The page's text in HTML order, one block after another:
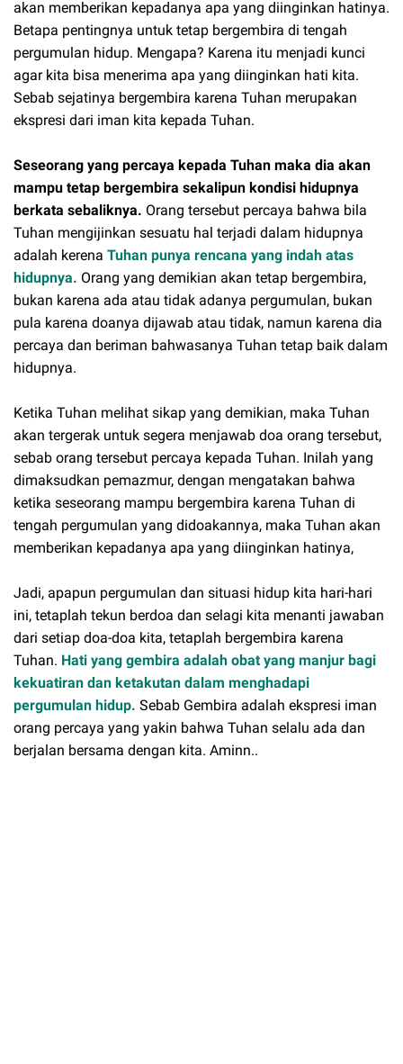
akan memberikan kepadanya apa yang diinginkan hatinya.
Betapa pentingnya untuk tetap bergembira di tengah
pergumulan hidup. Mengapa? Karena itu menjadi kunci
agar kita bisa menerima apa yang diinginkan hati kita.
Sebab sejatinya bergembira karena Tuhan merupakan
ekspresi dari iman kita kepada Tuhan.
Seseorang yang percaya kepada Tuhan maka dia akan
mampu tetap bergembira sekalipun kondisi hidupnya
berkata sebaliknya. Orang tersebut percaya bahwa bila
Tuhan mengijinkan sesuatu hal terjadi dalam hidupnya
adalah kerena Tuhan punya rencana yang indah atas
hidupnya. Orang yang demikian akan tetap bergembira,
bukan karena ada atau tidak adanya pergumulan, bukan
pula karena doanya dijawab atau tidak, namun karena dia
percaya dan beriman bahwasanya Tuhan tetap baik dalam
hidupnya.
Ketika Tuhan melihat sikap yang demikian, maka Tuhan
akan tergerak untuk segera menjawab doa orang tersebut,
sebab orang tersebut percaya kepada Tuhan. Inilah yang
dimaksudkan pemazmur, dengan mengatakan bahwa
ketika seseorang mampu bergembira karena Tuhan di
tengah pergumulan yang didoakannya, maka Tuhan akan
memberikan kepadanya apa yang diinginkan hatinya,
Jadi, apapun pergumulan dan situasi hidup kita hari-hari
ini, tetaplah tekun berdoa dan selagi kita menanti jawaban
dari setiap doa-doa kita, tetaplah bergembira karena
Tuhan. Hati yang gembira adalah obat yang manjur bagi
kekuatiran dan ketakutan dalam menghadapi
pergumulan hidup. Sebab Gembira adalah ekspresi iman
orang percaya yang yakin bahwa Tuhan selalu ada dan
berjalan bersama dengan kita. Aminn..